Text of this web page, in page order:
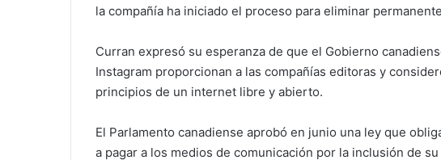
la compañía ha iniciado el proceso para eliminar
Curran expresó su esperanza de que el Gobierno
Instagram proporcionan a las compañías editoras y
principios de un internet libre y abierto.
El Parlamento canadiense aprobó en junio una ley que
a pagar a los medios de comunicación por la inclusión de